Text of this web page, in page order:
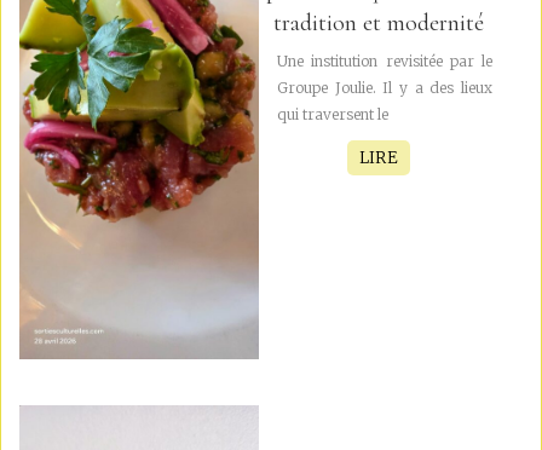
tradition et modernité
Une institution revisitée par le
Groupe Joulie. Il y a des lieux
qui traversent le
LIRE